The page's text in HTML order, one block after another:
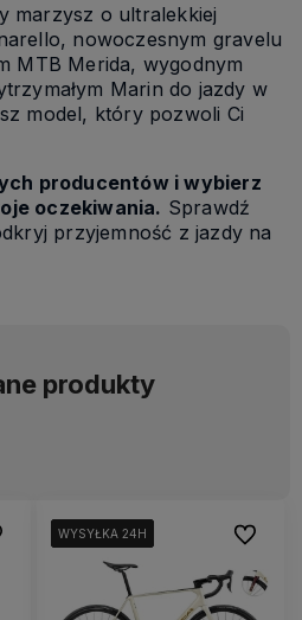
marzysz o ultralekkiej
nowoczesnym gravelu
MTB Merida, wygodnym
Marin do jazdy w
model, który pozwoli Ci
producentów i wybierz
oczekiwania. Sprawdź
przyjemność z jazdy na
produkty
ulubionychWYSYŁKA 24H
WYSYŁKA 24H
WYSYŁKA 24H
WYSYŁKA 24H
WYSYŁKA 24H Do